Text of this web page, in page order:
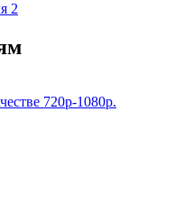
2
720p-1080p.